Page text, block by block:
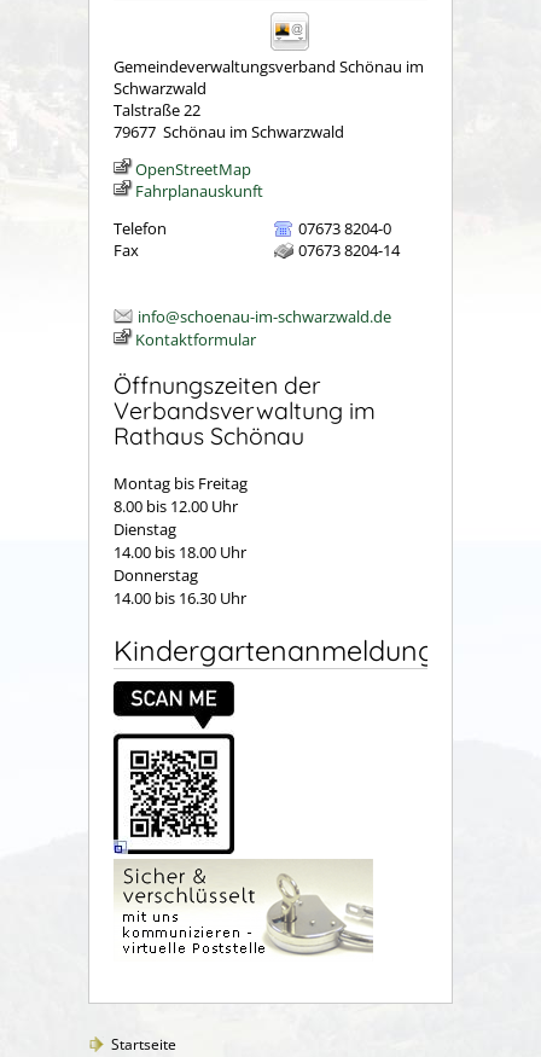
Gemeindeverwaltungsverband Schönau im
Schwarzwald
Talstraße 22
79677 Schönau im Schwarzwald
OpenStreetMap
Fahrplanauskunft
Telefon
07673 8204-0
Fax
07673 8204-14
info@schoenau-im-schwarzwald.de
Kontaktformular
Öffnungszeiten der
Verbandsverwaltung im
Rathaus Schönau
Montag bis Freitag
8.00 bis 12.00 Uhr
Dienstag
14.00 bis 18.00 Uhr
Donnerstag
14.00 bis 16.30 Uhr
Kindergartenanmeldung
Startseite